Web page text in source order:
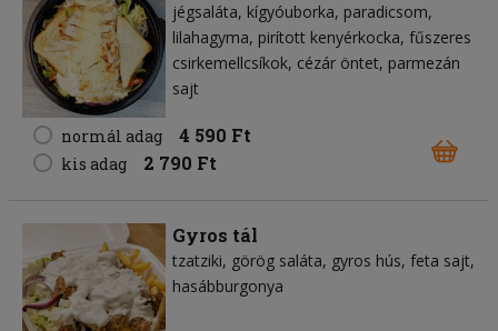
jégsaláta kígyóuborka paradicsom
lilahagyma pirított kenyérkocka fűszeres
csirkemellcsíkok cézár öntet parmezán
sajt
normál adag 4 590 Ft
kis adag 2 790 Ft
Gyros tál
tzatziki görög saláta gyros hús feta sajt
hasábburgonya